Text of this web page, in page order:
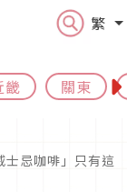
繁
畿 關東
士忌咖啡」只有這